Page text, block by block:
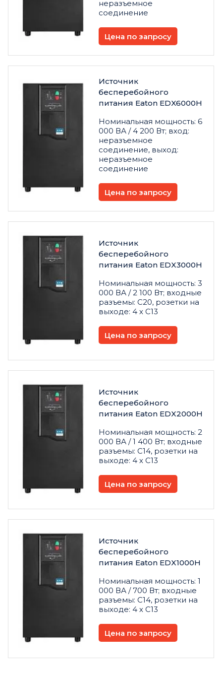
неразъемное
соединение
Цена по запросу
Источник
бесперебойного
питания Eaton EDX6000H
Номинальная мощность: 6
000 ВА / 4 200 Вт; вход:
неразъемное
соединение, выход:
неразъемное
соединение
Цена по запросу
Источник
бесперебойного
питания Eaton EDX3000H
Номинальная мощность: 3
000 ВА / 2 100 Вт; входные
разъемы: C20, розетки на
выходе: 4 х C13
Цена по запросу
Источник
бесперебойного
питания Eaton EDX2000H
Номинальная мощность: 2
000 ВА / 1 400 Вт; входные
разъемы: C14, розетки на
выходе: 4 х C13
Цена по запросу
Источник
бесперебойного
питания Eaton EDX1000H
Номинальная мощность: 1
000 ВА / 700 Вт; входные
разъемы: C14, розетки на
выходе: 4 х C13
Цена по запросу